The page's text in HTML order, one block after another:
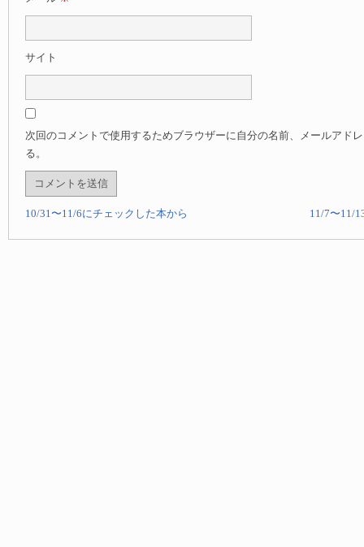
サイト
次回のコメントで使用するためブラウザーに自分の名前、メールアド
る。
10/31〜11/6にチェックした本から 11/7〜11/